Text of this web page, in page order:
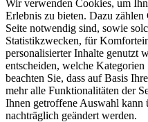
Wir verwenden Cookies, um
Erlebnis zu bieten. Dazu
Seite notwendig sind, sowie
Statistikzwecken, für
personalisierter Inhalte genutzt
entscheiden, welche
beachten Sie, dass auf Basis
mehr alle Funktionalitäten der
Ihnen getroffene Auswahl kann
nachträglich geändert werden.